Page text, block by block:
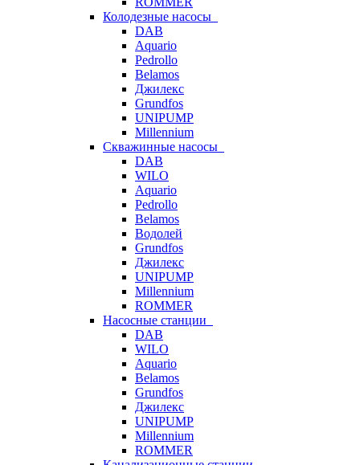
Колодезные насосы
DAB
Aquario
Pedrollo
Belamos
Джилекс
Grundfos
UNIPUMP
Millennium
Скважинные насосы
DAB
WILO
Aquario
Pedrollo
Belamos
Водолей
Grundfos
Джилекс
UNIPUMP
Millennium
ROMMER
Насосные станции
DAB
WILO
Aquario
Belamos
Grundfos
Джилекс
UNIPUMP
Millennium
ROMMER